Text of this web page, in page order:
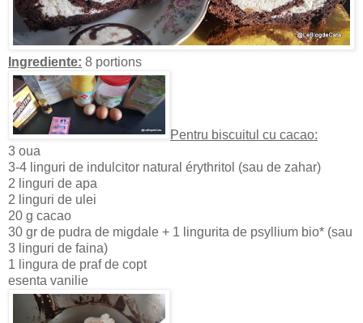
Ingrediente: 8 portions
Pentru biscuitul cu cacao:
3 oua
3-4 linguri de indulcitor natural érythritol (sau de zahar)
2 linguri de apa
2 linguri de ulei
20 g cacao
30 gr de pudra de migdale + 1 lingurita de psyllium bio* (sau
3 linguri de faina)
1 lingura de praf de copt
esenta vanilie